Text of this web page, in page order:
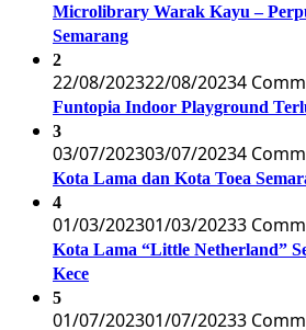
Microlibrary Warak Kayu –
Semarang
2
22/08/202322/08/20234
Funtopia Indoor Playground
3
03/07/202303/07/20234
Kota Lama dan Kota Toea
4
01/03/202301/03/20233
Kota Lama “Little Netherland”
Kece
5
01/07/202301/07/20233